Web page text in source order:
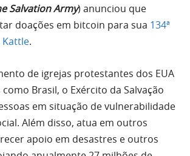
Salvation Army) anunciou que
doações em bitcoin para sua 134ª
Kattle.
de igrejas protestantes dos EUA
Brasil, o Exército da Salvação
em situação de vulnerabilidade
Além disso, atua em outros
apoio em desastres e outros